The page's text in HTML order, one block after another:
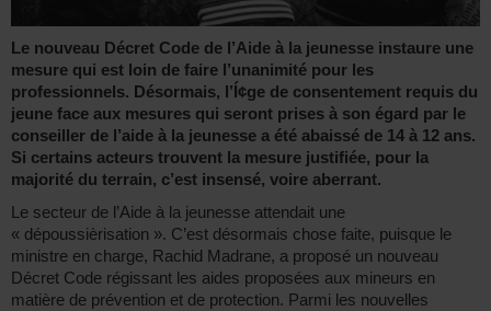
Le nouveau Décret Code de l’Aide à la jeunesse instaure une
mesure qui est loin de faire l’unanimité pour les
professionnels. Désormais, l’Í¢ge de consentement requis du
jeune face aux mesures qui seront prises à son égard par le
conseiller de l’aide à la jeunesse a été abaissé de 14 à 12 ans.
Si certains acteurs trouvent la mesure justifiée, pour la
majorité du terrain, c’est insensé, voire aberrant.
Le secteur de l’Aide à la jeunesse attendait une
« dépoussièrisation ». C’est désormais chose faite, puisque le
ministre en charge, Rachid Madrane, a proposé un nouveau
Décret Code régissant les aides proposées aux mineurs en
matière de prévention et de protection. Parmi les nouvelles